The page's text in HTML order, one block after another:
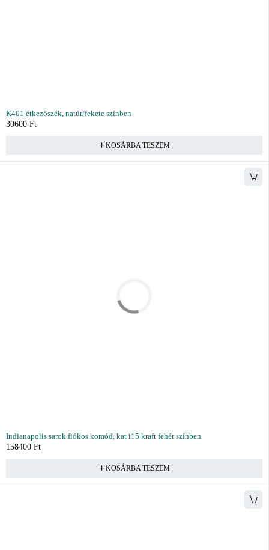
K401 étkezőszék, natúr/fekete színben
30600 Ft
KOSÁRBA TESZEM
Indianapolis sarok fiókos komód, kat i15 kraft fehér színben
158400 Ft
KOSÁRBA TESZEM